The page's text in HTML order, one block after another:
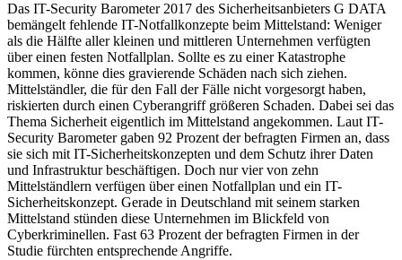
Das IT-Security Barometer 2017 des Sicherheitsanbieters G DATA
bemängelt fehlende IT-Notfallkonzepte beim Mittelstand: Weniger
als die Hälfte aller kleinen und mittleren Unternehmen verfügten
über einen festen Notfallplan. Sollte es zu einer Katastrophe
kommen, könne dies gravierende Schäden nach sich ziehen.
Mittelständler, die für den Fall der Fälle nicht vorgesorgt haben,
riskierten durch einen Cyberangriff größeren Schaden. Dabei sei das
Thema Sicherheit eigentlich im Mittelstand angekommen. Laut IT-
Security Barometer gaben 92 Prozent der befragten Firmen an, dass
sie sich mit IT-Sicherheitskonzepten und dem Schutz ihrer Daten
und Infrastruktur beschäftigen. Doch nur vier von zehn
Mittelständlern verfügen über einen Notfallplan und ein IT-
Sicherheitskonzept. Gerade in Deutschland mit seinem starken
Mittelstand stünden diese Unternehmen im Blickfeld von
Cyberkriminellen. Fast 63 Prozent der befragten Firmen in der
Studie fürchten entsprechende Angriffe.